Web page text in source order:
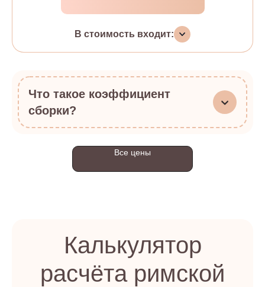
В стоимость входит:
Что такое коэффициент
сборки?
Все цены
Калькулятор
расчёта римской